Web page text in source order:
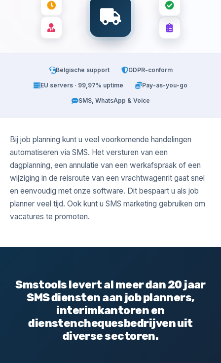
Belgische support GDPR-conform
EU servers · 99,97% uptime Pay-as-you-go
SMS, WhatsApp & Voice
Bij job planning kunt u veel voorkomende handelingen
automatiseren via SMS. Het versturen van een
dagplanning, een annulatie van een werkafspraak of een
wijziging in de reisroute van een vrachtwagenrit gaat snel
en eenvoudig met onze software. Dit bespaart u als job
planner veel tijd. Ook kunt u SMS marketing gebruiken om
vacatures te promoten.
Smstools levert al meer dan 20 jaar
SMS diensten aan job planners,
interimkantoren en
dienstenchequesbedrijven uit
diverse sectoren.